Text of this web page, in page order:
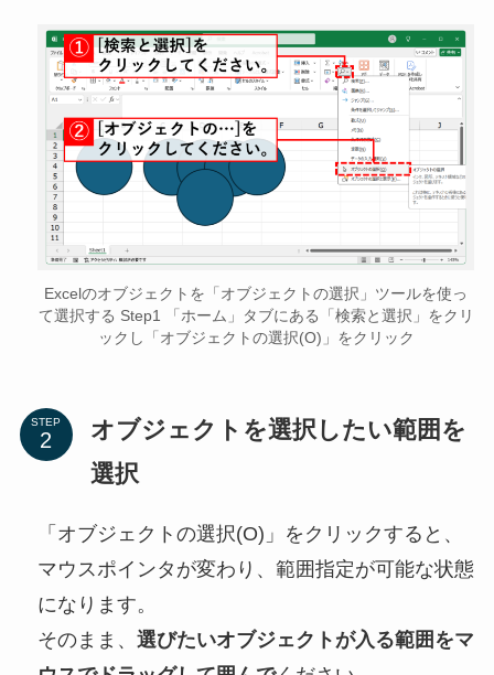
Excelのオブジェクトを「オブジェクトの選択」ツールを使っ
て選択する Step1 「ホーム」タブにある「検索と選択」をクリ
ックし「オブジェクトの選択(O)」をクリック
STEP
オブジェクトを選択したい範囲を
選択
「オブジェクトの選択(O)」をクリックすると、
マウスポインタが変わり、範囲指定が可能な状態
になります。
そのまま、 選びたいオブジェクトが入る範囲をマ